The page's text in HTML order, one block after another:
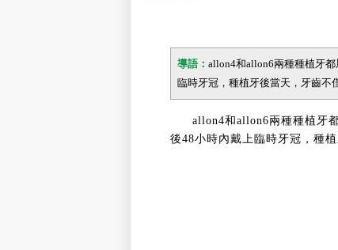
導語：allon4和allon6兩種種植牙
臨時牙冠，種植牙後當天，牙齒不
allon4和allon6兩種種植牙
後48小時內戴上臨時牙冠，種